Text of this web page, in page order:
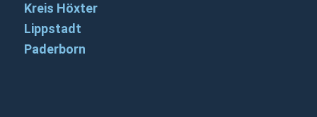
Kreis Höxter
Lippstadt
Paderborn